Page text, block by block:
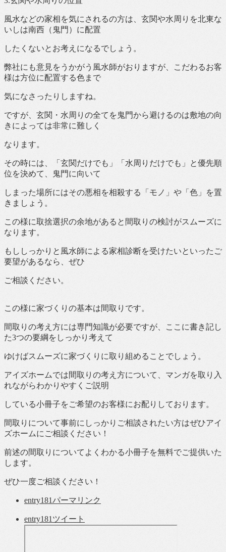
風水などの家相を気にされるの方は、玄関や水周りを北東な
いしは南西（鬼門）に配置
したくないとお考えになるでしょう。
弊社にも意見をうかがう風水師がおりますが、こだわるお客
様は方位に配置する色まで
気になさったりしますね。
ですが、玄関・水周りの全てを鬼門から避けるのは敷地の向
きによっては非常に難しく
なります。
その時には、「玄関だけでも」「水周りだけでも」と優先順
位を決めて、鬼門に向いて
しまった場所にはその悪相を相殺する「モノ」や「色」を置
きましょう。
この様に取捨選択の余地があると間取りの検討がスムーズに
なります。
もししっかりと風水師による家相診断を受けたいといったご
要望があるなら、ぜひ
ご相談ください。
この様に家づくりの基本は間取りです。
間取りの考え方には専門知識が必要ですが、ここに書き記し
た3つの要綱をしっかり考えて
ゆけばスムーズに家づくりに取り組めることでしょう。
アイズホームでは間取りの考え方について、マンガを取り入
れながらわかりやすくご説明
している小冊子をご希望のお客様にお配りしております。
間取りについて事前にしっかりご相談されたい方はぜひアイ
ズホームにご相談ください！
前述の間取りについてよくわかる小冊子を無料でご提供いた
します。
ぜひ一度ご相談ください！
entry181パーマリンク
entry181 ツイート